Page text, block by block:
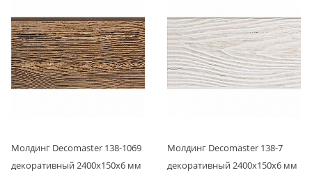
Молдинг Decomaster 138-1069
декоративный 2400х150х6 мм
Молдинг Decomaster 138-7
декоративный 2400х150х6 мм